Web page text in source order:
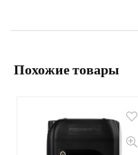
Похожие товары